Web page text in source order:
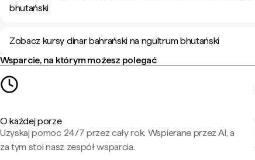
bhutański
Zobacz kursy dinar bahrański na ngultrum bhutański
Wsparcie, na którym możesz polegać
O każdej porze
Uzyskaj pomoc 24/7 przez cały rok. Wspierane przez AI, a
za tym stoi nasz zespół wsparcia.